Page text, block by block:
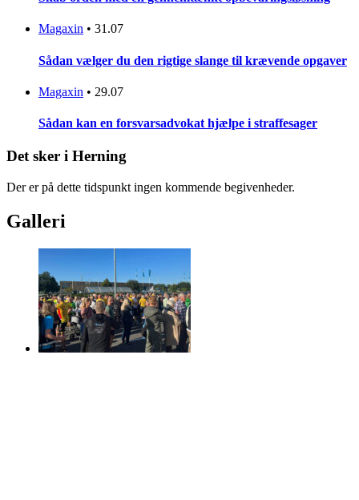
Magaxin • 31.07
Sådan vælger du den rigtige slange til krævende opgaver
Magaxin • 29.07
Sådan kan en forsvarsadvokat hjælpe i straffesager
Det sker i Herning
Der er på dette tidspunkt ingen kommende begivenheder.
Galleri